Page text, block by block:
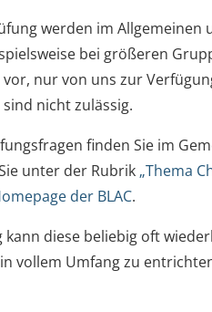
werden im Allgemeinen
bei größeren
nur von uns zur
nicht zulässig.
finden Sie im
unter der Rubrik„Thema
der BLAC.
diese beliebig oft
vollem Umfang zu